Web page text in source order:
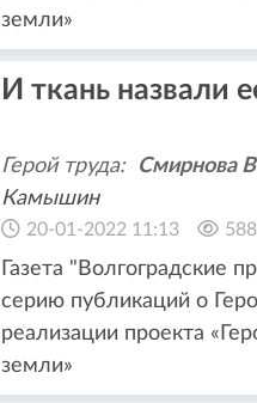
земли»
И ткань назвали
Герой труда:
Смирнова
Камышин
20-01-2022 11:13 588
Газета "Волгоградские
серию публикаций о
реализации проекта
земли»